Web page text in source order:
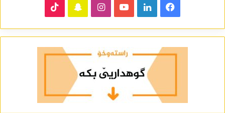
Facebook
LinkedIn
YouTube
Instagram
Snapchat